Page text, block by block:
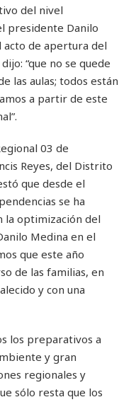
del nivel
presidente Danilo
acto de apertura del
“que no se quede
las aulas; todos están
a partir de este
03 de
Reyes, del Distrito
que desde el
se ha
la optimización del
Medina en el
que este año
de las familias, en
y con una
los preparativos a
y gran
regionales y
sólo resta que los